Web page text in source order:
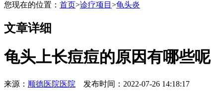
您现在的位置： 首页>诊疗项目 >龟头炎
文章详细
龟头上长痘痘的原因有哪些呢
来源： 顺德医院医院 发布时间：2022-07-26 14:18:17